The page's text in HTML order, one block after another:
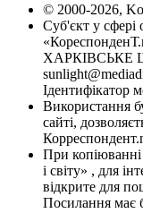
© 2000-2026,
Суб'єкт у сфері
ХАРКІВСЬКЕ
Ідентифікатор
Використання
сайті,
При копіюванні
і світу» , для
відкрите для
Посилання має